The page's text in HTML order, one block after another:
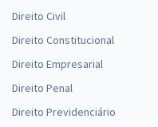
Direito Civil
Direito Constitucional
Direito Empresarial
Direito Penal
Direito Previdenciário